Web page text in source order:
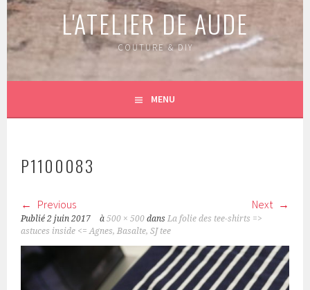
L'ATELIER DE AUDE
COUTURE & DIY
MENU
P1100083
Previous Next
Publié2 juin 2017 à500 × 500 dansLa folie des tee-shirts =>
astuces inside <= Agnes, Basalte, SJ tee